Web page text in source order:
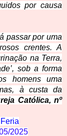
por causa
passar por uma
crentes. A
na Terra,
sob a forma
homens uma
à custa da
Católica, nº
2025